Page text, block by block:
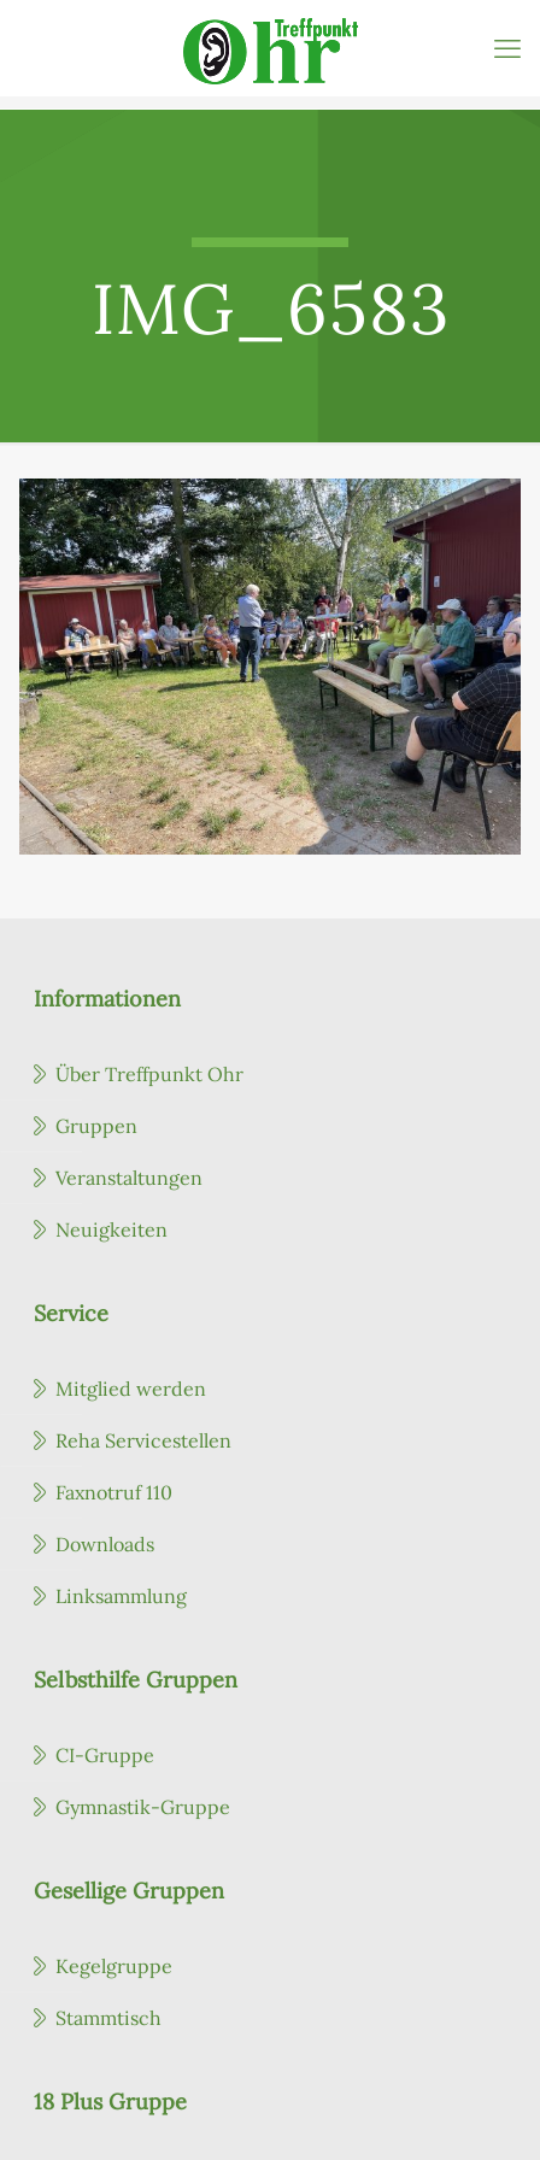
IMG_6583
Informationen
Über Treffpunkt Ohr
Gruppen
Veranstaltungen
Neuigkeiten
Service
Mitglied werden
Reha Servicestellen
Faxnotruf 110
Downloads
Linksammlung
Selbsthilfe Gruppen
CI-Gruppe
Gymnastik-Gruppe
Gesellige Gruppen
Kegelgruppe
Stammtisch
18 Plus Gruppe